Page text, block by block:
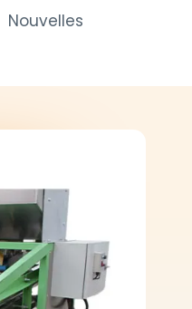
Nouvelles